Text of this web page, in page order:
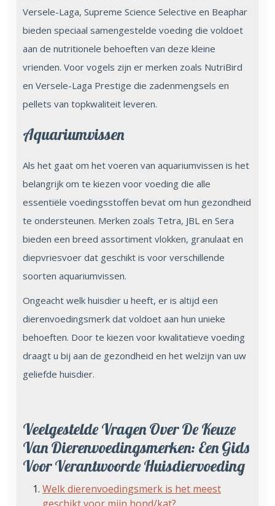
Versele-Laga, Supreme Science Selective en Beaphar
bieden speciaal samengestelde voeding die voldoet
aan de nutritionele behoeften van deze kleine
vrienden. Voor vogels zijn er merken zoals NutriBird
en Versele-Laga Prestige die zadenmengsels en
pellets van topkwaliteit leveren.
Aquariumvissen
Als het gaat om het voeren van aquariumvissen is het
belangrijk om te kiezen voor voeding die alle
essentiële voedingsstoffen bevat om hun gezondheid
te ondersteunen. Merken zoals Tetra, JBL en Sera
bieden een breed assortiment vlokken, granulaat en
diepvriesvoer dat geschikt is voor verschillende
soorten aquariumvissen.
Ongeacht welk huisdier u heeft, er is altijd een
dierenvoedingsmerk dat voldoet aan hun unieke
behoeften. Door te kiezen voor kwalitatieve voeding
draagt u bij aan de gezondheid en het welzijn van uw
geliefde huisdier.
Veelgestelde Vragen Over De Keuze
Van Dierenvoedingsmerken: Een Gids
Voor Verantwoorde Huisdiervoeding
Welk dierenvoedingsmerk is het meest